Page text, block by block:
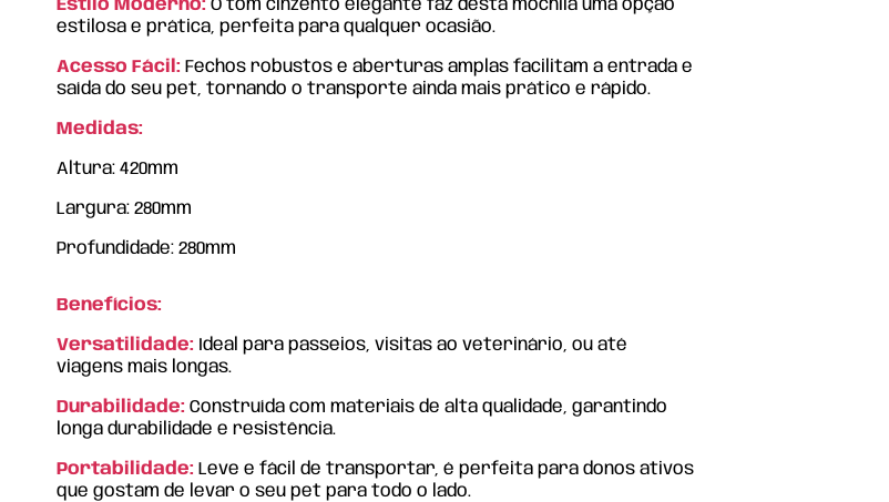
Estilo Moderno:O tom cinzento elegante faz desta mochila uma opção
estilosa e prática, perfeita para qualquer ocasião.
Acesso Fácil: Fechos robustos e aberturas amplas facilitam a entrada e
saída do seu pet, tornando o transporte ainda mais prático e rápido.
Medidas:
Altura: 420mm
Largura: 280mm
Profundidade: 280mm
Benefícios:
Versatilidade: Ideal para passeios, visitas ao veterinário, ou até
viagens mais longas.
Durabilidade:Construída com materiais de alta qualidade, garantindo
longa durabilidade e resistência.
Portabilidade: Leve e fácil de transportar, é perfeita para donos ativos
que gostam de levar o seu pet para todo o lado.